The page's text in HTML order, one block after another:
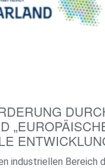
industriellen Bereich